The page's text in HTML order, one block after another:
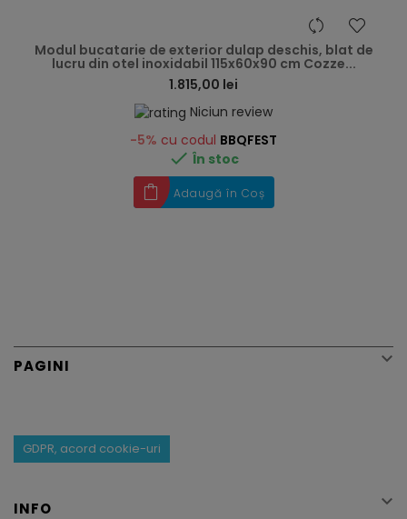
Modul bucatarie de exterior dulap deschis, blat de
lucru din otel inoxidabil 115x60x90 cm Cozze...
1.815,00 lei
Niciun review
-5% cu codul BBQFEST
 În stoc
Adaugă în Coș
PAGINI 
GDPR, acord cookie-uri
INFO 